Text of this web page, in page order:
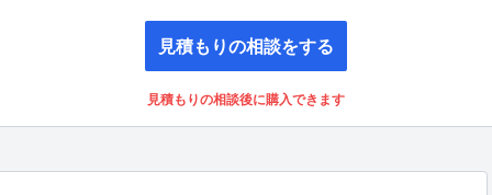
見積もりの相談をする
見積もりの相談後に購入できます